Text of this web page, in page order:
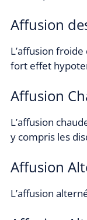
Affusion
L’affusion
fort effet
Affusion
L’affusion
y compris les
Affusion
L’affusion